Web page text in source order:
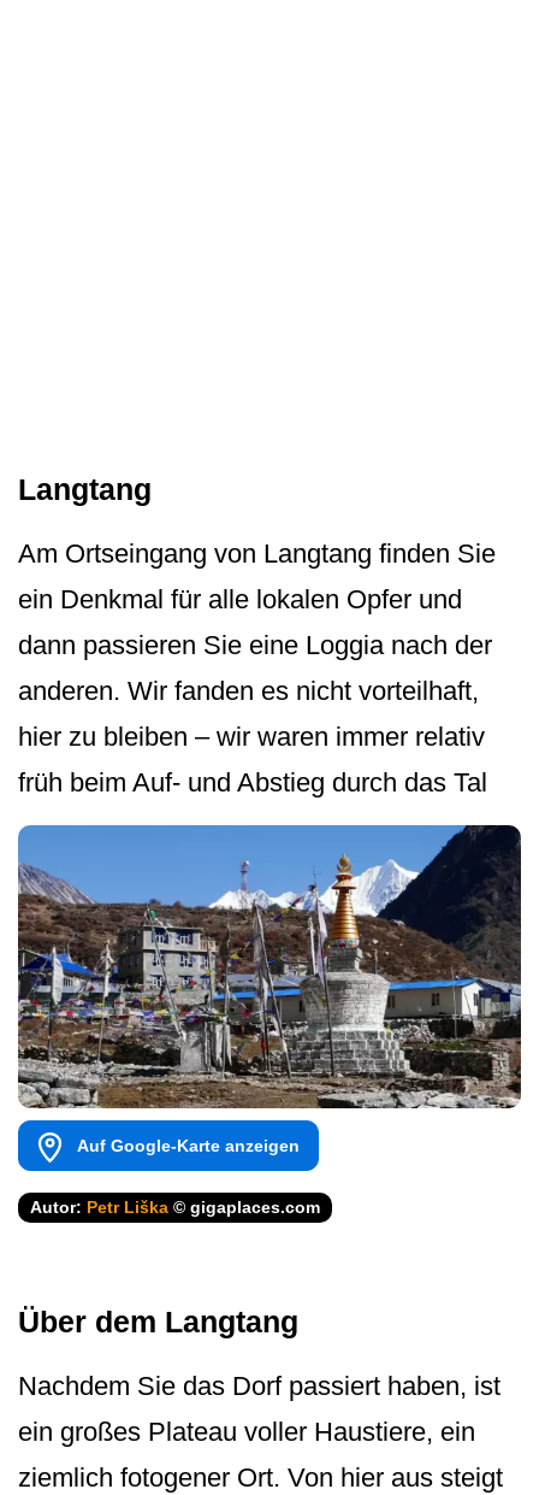
Langtang
Am Ortseingang von Langtang finden Sie
ein Denkmal für alle lokalen Opfer und
dann passieren Sie eine Loggia nach der
anderen. Wir fanden es nicht vorteilhaft,
hier zu bleiben – wir waren immer relativ
früh beim Auf- und Abstieg durch das Tal
Auf Google-Karte anzeigen
Autor: Petr Liška © gigaplaces.com
Über dem Langtang
Nachdem Sie das Dorf passiert haben, ist
ein großes Plateau voller Haustiere, ein
ziemlich fotogener Ort. Von hier aus steigt